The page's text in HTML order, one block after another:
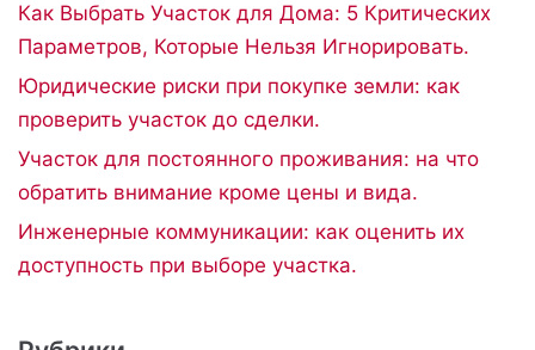
Как Выбрать Участок для Дома: 5 Критических
Параметров, Которые Нельзя Игнорировать.
Юридические риски при покупке земли: как
проверить участок до сделки.
Участок для постоянного проживания: на что
обратить внимание кроме цены и вида.
Инженерные коммуникации: как оценить их
доступность при выборе участка.